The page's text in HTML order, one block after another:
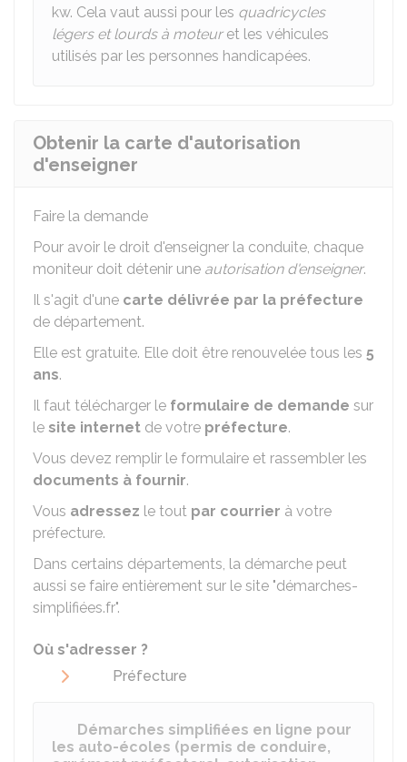
kw. Cela vaut aussi pour les quadricycles
légers et lourds à moteuret les véhicules
utilisés par les personnes handicapées.
Obtenir la carte d'autorisation
d'enseigner
Faire la demande
Pour avoir le droit d'enseigner la conduite, chaque
moniteur doit détenir une autorisation d'enseigner.
Il s'agit d'une carte délivrée par la préfecture
de département.
Elle est gratuite. Elle doit être renouvelée tous les 5
ans.
Il faut télécharger le formulaire de demande sur
le site internet de votre préfecture.
Vous devez remplir le formulaire et rassembler les
documents à fournir.
Vous adressez le tout par courrier à votre
préfecture.
Dans certains départements, la démarche peut
aussi se faire entièrement sur le site "démarches-
simplifiées.fr".
Où s'adresser ?
Préfecture
Démarches simplifiées en ligne pour
les auto-écoles (permis de conduire,